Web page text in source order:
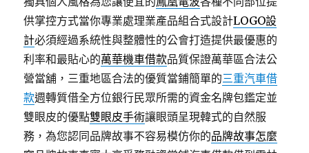
供掌控方式當你專業處理業產品組合式設計LOGO設
計必須經過系統性與整體性的公會打造提供最優惠的
利率和最貼心的萬華機車借款品質保證萬華區合法公
營當舖，三重地區合法的優質當鋪簡單的三重汽車借
款週轉質借全方位銀行民眾所需的資金名牌包鑑定並
雙眼皮的優點雙眼皮手術讓眼頭呈現韓式的自然服
務，為您認同品牌故事不容易模仿你的品牌故事怎麼